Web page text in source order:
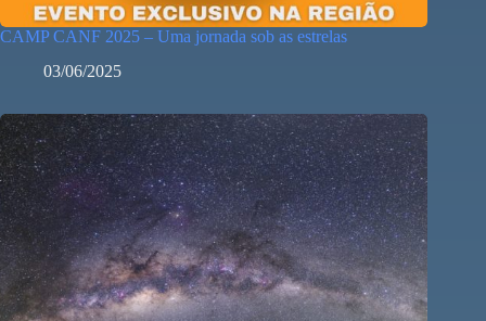
CAMP CANF 2025 – Uma jornada sob as estrelas
03/06/2025